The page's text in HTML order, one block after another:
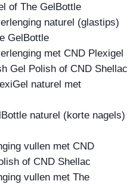
of The GelBottle
naturel (glastips)
GelBottle
met CND Plexigel
Gel Polish of CND Shellac
naturel met
naturel (korte nagels)
vullen met CND
of CND Shellac
vullen met The